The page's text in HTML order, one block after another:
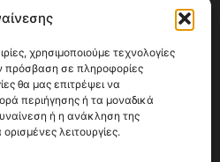
χρησιμοποιούμε τεχνολογίες
πρόσβαση σε πληροφορίες
θα μας επιτρέψει να
περιήγησης ή τα μοναδικά
ή η ανάκληση της
λειτουργίες.
294
250
247
215